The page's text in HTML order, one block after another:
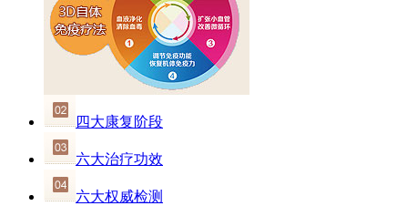
四大康复阶段
六大治疗功效
六大权威检测